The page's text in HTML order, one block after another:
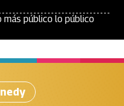
más público lo público